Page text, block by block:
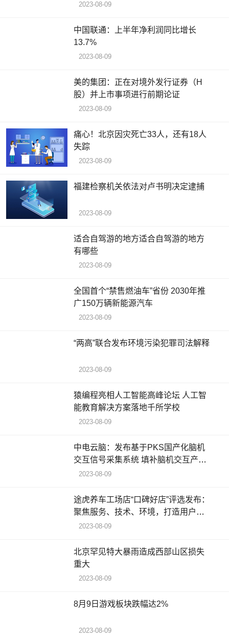
2023-08-09
中国联通：上半年净利润同比增长
13.7%
2023-08-09
美的集团：正在对境外发行证券（H
股）并上市事项进行前期论证
2023-08-09
痛心！北京因灾死亡33人，​还有18人
失踪
2023-08-09
福建检察机关依法对卢书明决定逮捕
2023-08-09
适合自驾游的地方适合自驾游的地方
有哪些
2023-08-09
全国首个“禁售燃油车”省份 2030年推
广150万辆新能源汽车
2023-08-09
“两高”联合发布环境污染犯罪司法解释
2023-08-09
猿编程亮相人工智能高峰论坛 人工智
能教育解决方案落地千所学校
2023-08-09
中电云脑：发布基于PKS国产化脑机
交互信号采集系统 填补脑机交互产业
链空白
2023-08-09
途虎养车工场店“口碑好店”评选发布：
聚焦服务、技术、环境，打造用户满
意工场店
2023-08-09
北京罕见特大暴雨造成西部山区损失
重大
2023-08-09
8月9日游戏板块跌幅达2%
2023-08-09